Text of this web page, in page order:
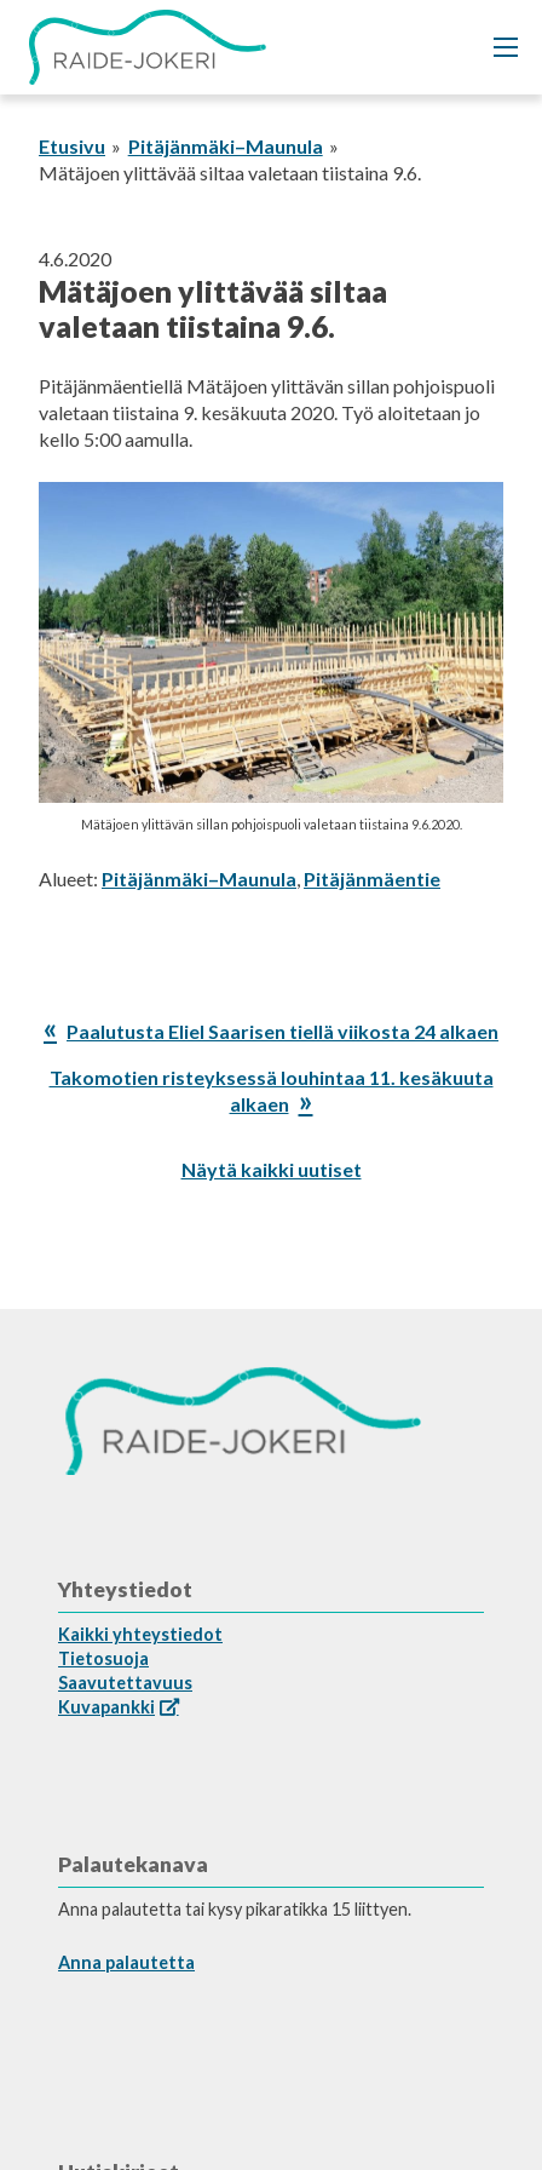
Siirry
sisältöön
Etusivu
Pitäjänmäki–Maunula
Mätäjoen ylittävää siltaa valetaan tiistaina 9.6.
4.6.2020
Mätäjoen ylittävää siltaa
valetaan tiistaina 9.6.
Pitäjänmäentiellä Mätäjoen ylittävän sillan pohjoispuoli
valetaan tiistaina 9. kesäkuuta 2020. Työ aloitetaan jo
kello 5:00 aamulla.
Mätäjoen ylittävän sillan pohjoispuoli valetaan tiistaina 9.6.2020.
Alueet: Pitäjänmäki–Maunula, Pitäjänmäentie
Edellinen
Paalutusta Eliel Saarisen tiellä viikosta 24 alkaen
Seuraava
Takomotien risteyksessä louhintaa 11. kesäkuuta
alkaen
Näytä kaikki uutiset
Yhteystiedot
Kaikki yhteystiedot
Tietosuoja
Saavutettavuus
Kuvapankki
Palautekanava
Anna palautetta tai kysy pikaratikka 15 liittyen.
Anna palautetta